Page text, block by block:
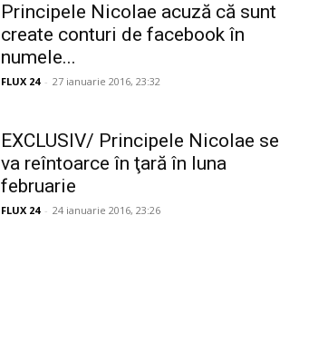
Principele Nicolae acuză că sunt
create conturi de facebook în
numele...
FLUX 24 - 27 ianuarie 2016, 23:32
EXCLUSIV/ Principele Nicolae se
va reîntoarce în ţară în luna
februarie
FLUX 24 - 24 ianuarie 2016, 23:26